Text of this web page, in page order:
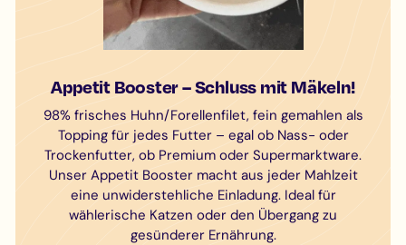
Appetit Booster – Schluss mit Mäkeln!
98% frisches Huhn/Forellenfilet, fein gemahlen als
Topping für jedes Futter – egal ob Nass- oder
Trockenfutter, ob Premium oder Supermarktware.
Unser Appetit Booster macht aus jeder Mahlzeit
eine unwiderstehliche Einladung. Ideal für
wählerische Katzen oder den Übergang zu
gesünderer Ernährung.